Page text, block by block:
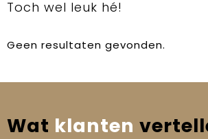
Toch wel leuk hé!
Geen resultaten gevonden.
Wat klanten